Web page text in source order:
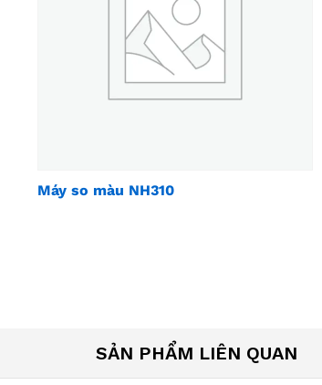
Máy so màu NH310
SẢN PHẨM LIÊN QUAN